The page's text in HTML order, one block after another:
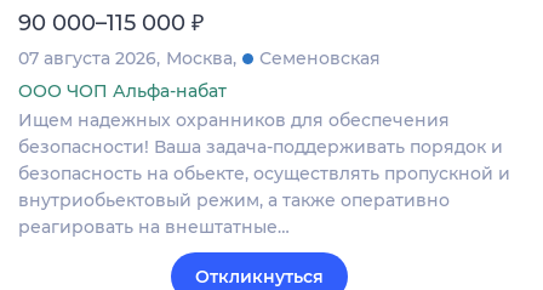
90 000–115 000 ₽
07 августа 2026 Москва
Семеновская
ООО ЧОП Альфа-набат
Ищем надежных охранников для обеспечения
безопасности! Ваша задача-поддерживать порядок и
безопасность на обьекте, осуществлять пропускной и
внутриобьектовый режим, а также оперативно
реагировать на внештатные…
Откликнуться